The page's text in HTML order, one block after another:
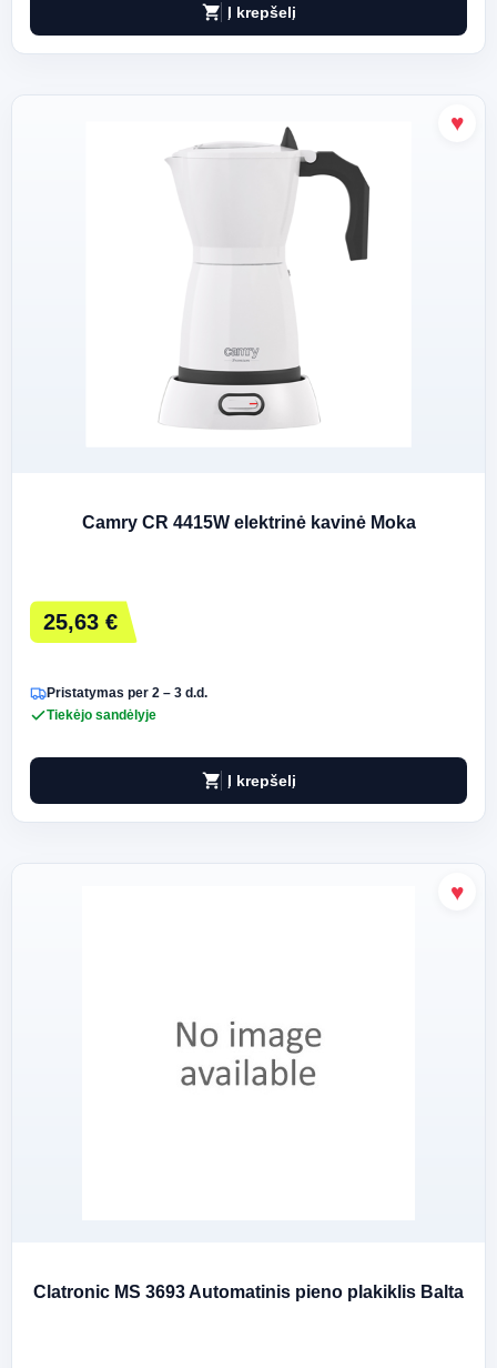
shopping_cart Į krepšelį
Camry CR 4415W elektrinė kavinė Moka
25,63 €
Pristatymas per 2 – 3 d.d.
Tiekėjo sandėlyje
shopping_cart Į krepšelį
Clatronic MS 3693 Automatinis pieno plakiklis Balta